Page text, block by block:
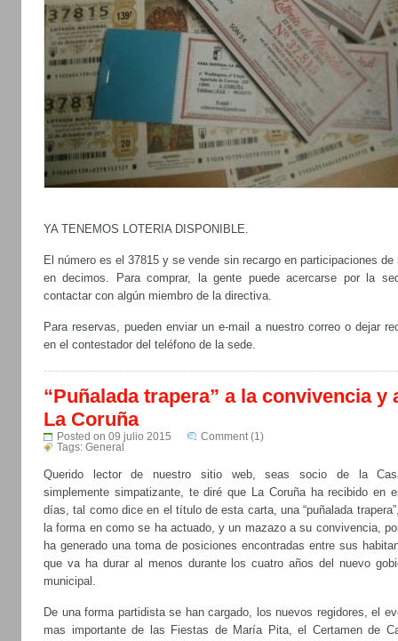
YA TENEMOS LOTERIA DISPONIBLE.
El número es el 37815 y se vende sin recargo en participaciones de
en decimos. Para comprar, la gente puede acercarse por la
contactar con algún miembro de la directiva.
Para reservas, pueden enviar un e-mail a nuestro correo o dejar
en el contestador del teléfono de la sede.
“Puñalada trapera” a la convivencia y
La Coruña
Posted on 09 julio 2015
Comment (1)
Tags: General
Querido lector de nuestro sitio web, seas socio de la
simplemente simpatizante, te diré que La Coruña ha recibido en
días, tal como dice en el título de esta carta, una “puñalada
la forma en como se ha actuado, y un mazazo a su convivencia,
ha generado una toma de posiciones encontradas entre sus
que va ha durar al menos durante los cuatro años del nuevo
municipal.
De una forma partidista se han cargado, los nuevos regidores, el
mas importante de las Fiestas de María Pita, el Certamen de